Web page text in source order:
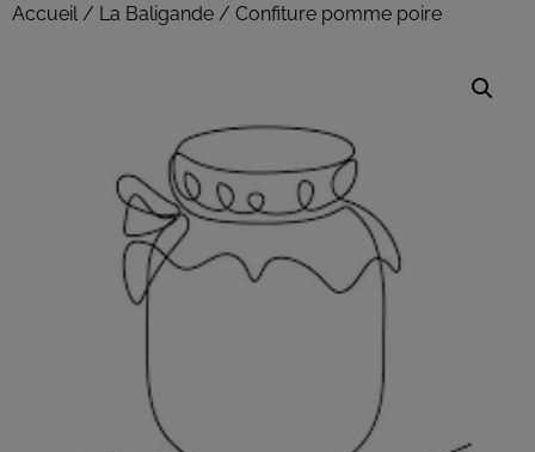
Accueil/ La Baligande / Confiture pomme poire